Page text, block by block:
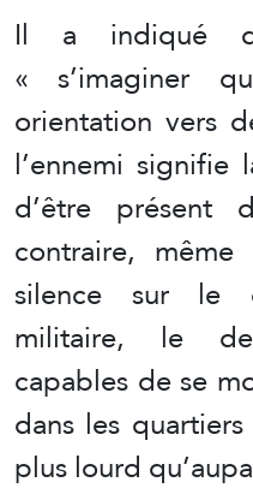
Il a indiqué
« s’imaginer
orientation vers
l’ennemi
d’être
contraire,
silence sur le
militaire, le
capables de se
dans les
plus lourd